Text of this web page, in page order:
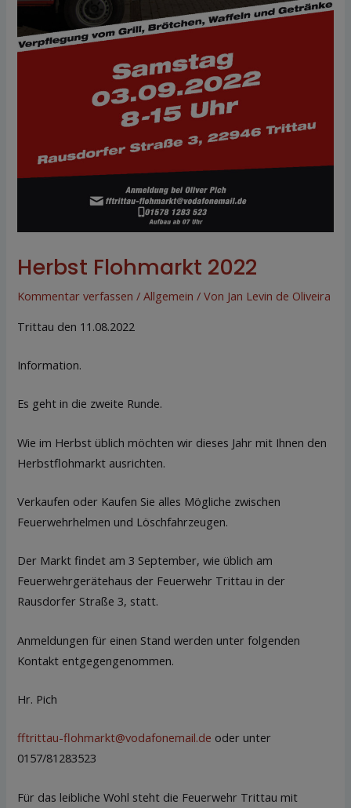
Herbst Flohmarkt 2022
Kommentar verfassen /Allgemein / Von Jan Levin de Oliveira
Trittau den 11.08.2022
Information.
Es geht in die zweite Runde.
Wie im Herbst üblich möchten wir dieses Jahr mit Ihnen den
Herbstflohmarkt ausrichten.
Verkaufen oder Kaufen Sie alles Mögliche zwischen
Feuerwehrhelmen und Löschfahrzeugen.
Der Markt findet am 3 September, wie üblich am
Feuerwehrgerätehaus der Feuerwehr Trittau in der
Rausdorfer Straße 3, statt.
Anmeldungen für einen Stand werden unter folgenden
Kontakt entgegengenommen.
Hr. Pich
fftrittau-flohmarkt@vodafonemail.de oder unter
0157/81283523
Für das leibliche Wohl steht die Feuerwehr Trittau mit